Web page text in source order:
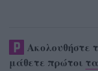
Ακολουθήστε
μάθετε πρώτοι